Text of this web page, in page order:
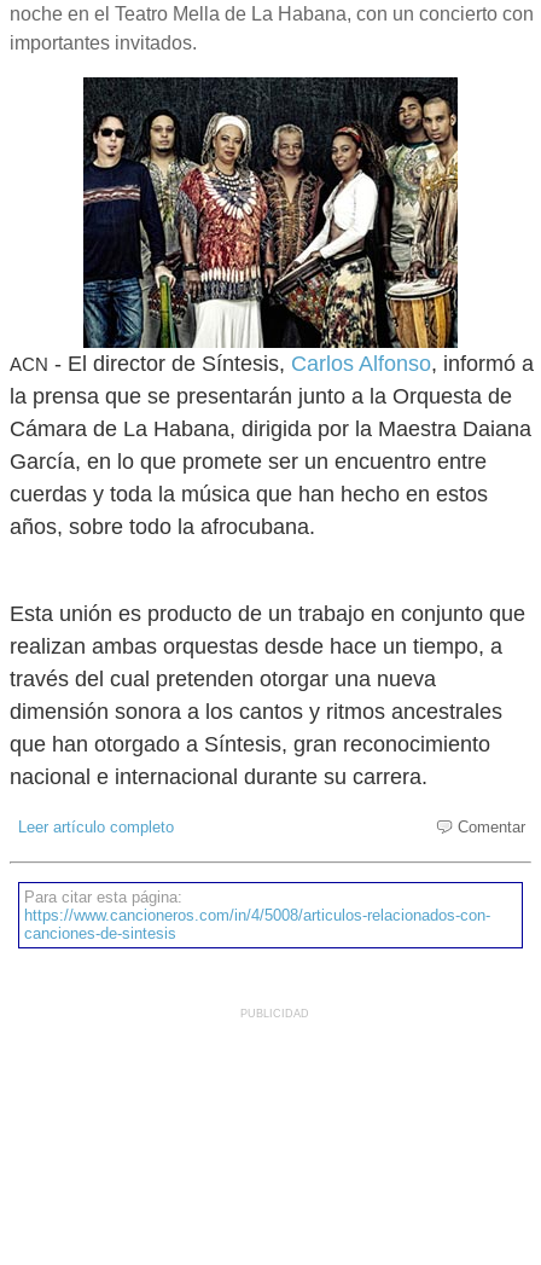
noche en el Teatro Mella de La Habana, con un concierto con
importantes invitados.
ACN - El director de Síntesis, Carlos Alfonso, informó a
la prensa que se presentarán junto a la Orquesta de
Cámara de La Habana, dirigida por la Maestra Daiana
García, en lo que promete ser un encuentro entre
cuerdas y toda la música que han hecho en estos
años, sobre todo la afrocubana.
Esta unión es producto de un trabajo en conjunto que
realizan ambas orquestas desde hace un tiempo, a
través del cual pretenden otorgar una nueva
dimensión sonora a los cantos y ritmos ancestrales
que han otorgado a Síntesis, gran reconocimiento
nacional e internacional durante su carrera.
Leer artículo completo Comentar
Para citar esta página:
https://www.cancioneros.com/in/4/5008/articulos-relacionados-con-
canciones-de-sintesis
PUBLICIDAD